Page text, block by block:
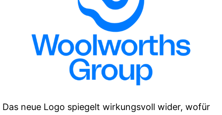
Das neue Logo spiegelt wirkungsvoll wider, wofür